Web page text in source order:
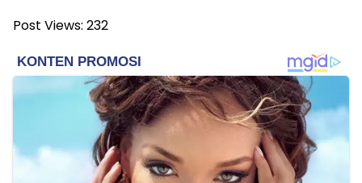
Post Views: 232